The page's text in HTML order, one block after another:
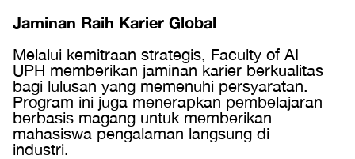
Jaminan Raih Karier Global
Melalui kemitraan strategis, Faculty of AI
UPH memberikan jaminan karier berkualitas
bagi lulusan yang memenuhi persyaratan.
Program ini juga menerapkan pembelajaran
berbasis magang untuk memberikan
mahasiswa pengalaman langsung di
industri.